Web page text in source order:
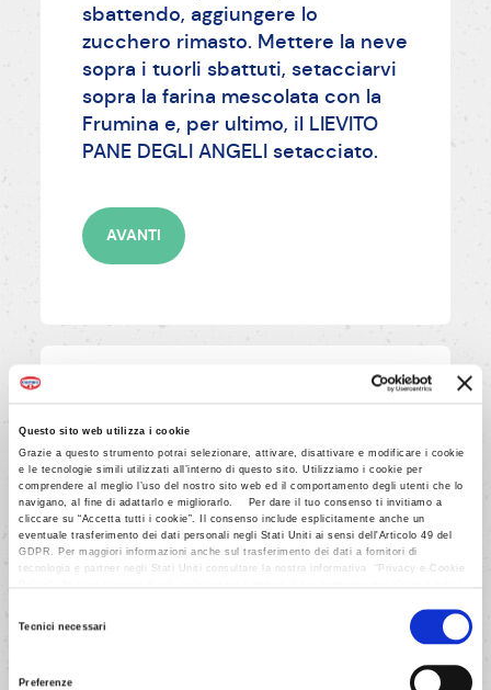
Questo sito web utilizza i cookie
Grazie a questo strumento potrai selezionare, attivare, disattivare e modificare i cookie
e le tecnologie simili utilizzati all’interno di questo sito. Utilizziamo i cookie per
comprendere al meglio l’uso del nostro sito web ed il comportamento degli utenti che lo
navigano, al fine di adattarlo e migliorarlo. Per dare il tuo consenso ti invitiamo a
cliccare su “Accetta tutti i cookie”. Il consenso include esplicitamente anche un
eventuale trasferimento dei dati personali negli Stati Uniti ai sensi dell'Articolo 49 del
GDPR. Per maggiori informazioni anche sul trasferimento dei dati a fornitori di
tecnologia e partner negli Stati Uniti consultare la nostra informativa “Privacy e Cookie
Tecnici necessari
Preferenze
sbattendo, aggiungere lo
zucchero rimasto. Mettere la neve
sopra i tuorli sbattuti, setacciarvi
sopra la farina mescolata con la
Frumina e, per ultimo, il LIEVITO
PANE DEGLI ANGELI setacciato.
AVANTI
Con la frusta a mano incorporare
delicatamente il tutto senza
sbattere, ruotando la terrina e
muovendo la frusta dal basso
verso l'alto in modo che la neve
non si smonti.